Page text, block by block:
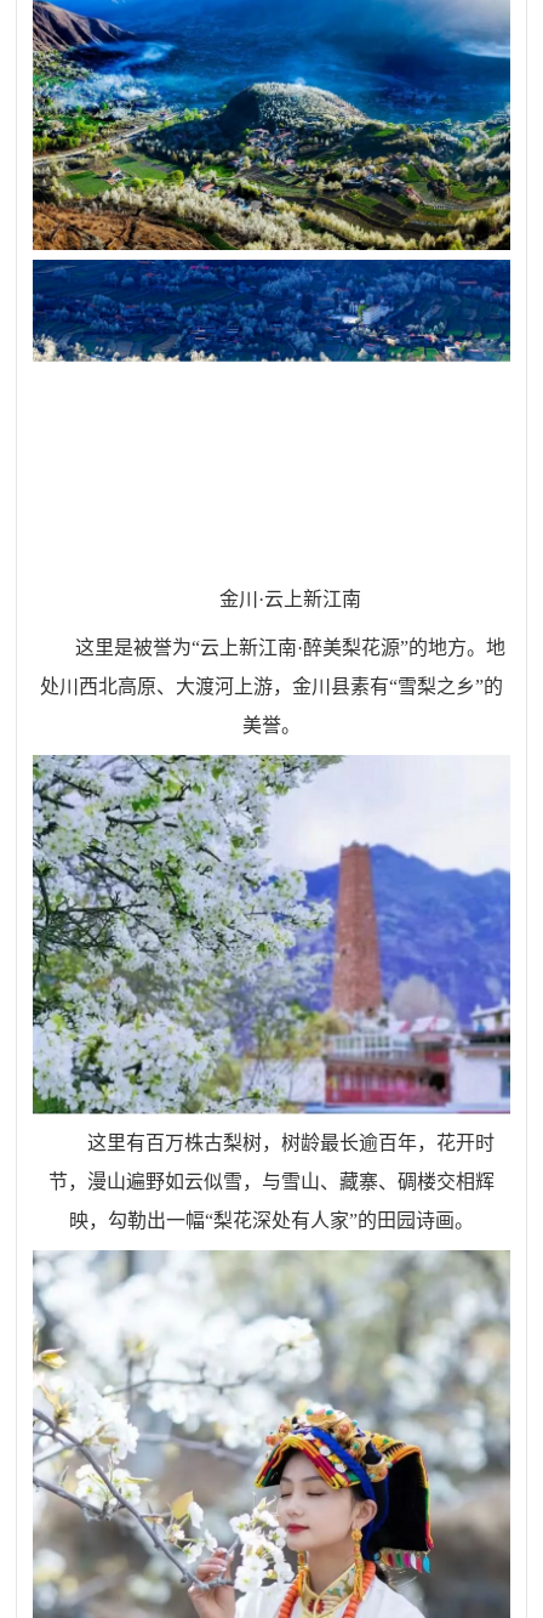
金川 ·云上新江南
这里是被誉为“云上新江南·醉美梨花源”的地方。地
处川西北高原、大渡河上游，金川县素有“雪梨之乡”的
美誉。
这里有百万株古梨树，树龄最长逾百年，花开时
节，漫山遍野如云似雪，与雪山、藏寨、碉楼交相辉
映，勾勒出一幅“梨花深处有人家”的田园诗画。